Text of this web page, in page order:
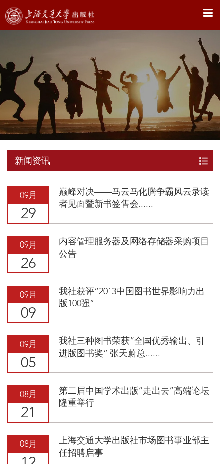
X
新闻资讯
09月
29
巅峰对决——马云马化腾争霸风云录读
者见面暨新书签售会......
09月
26
内容管理服务器及网络存储器采购项目
公告
09月
09
我社获评“2013中国图书世界影响力出
版100强”
09月
05
我社三种图书荣获“全国优秀输出、引
进版图书奖” 张天蔚总......
08月
21
第二届中国学术出版“走出去”高端论坛
隆重举行
08月
上海交通大学出版社市场图书事业部主
任招聘启事